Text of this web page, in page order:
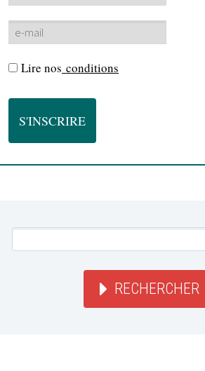
Lire nos conditions
RECHERCHER